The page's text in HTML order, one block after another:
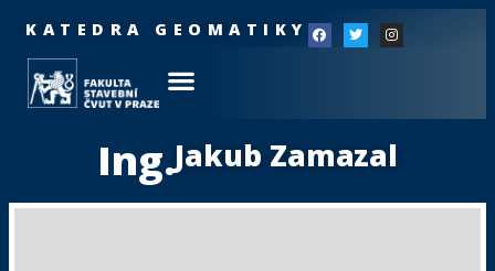
KATEDRA GEOMATIKY
Ing.Jakub Zamazal